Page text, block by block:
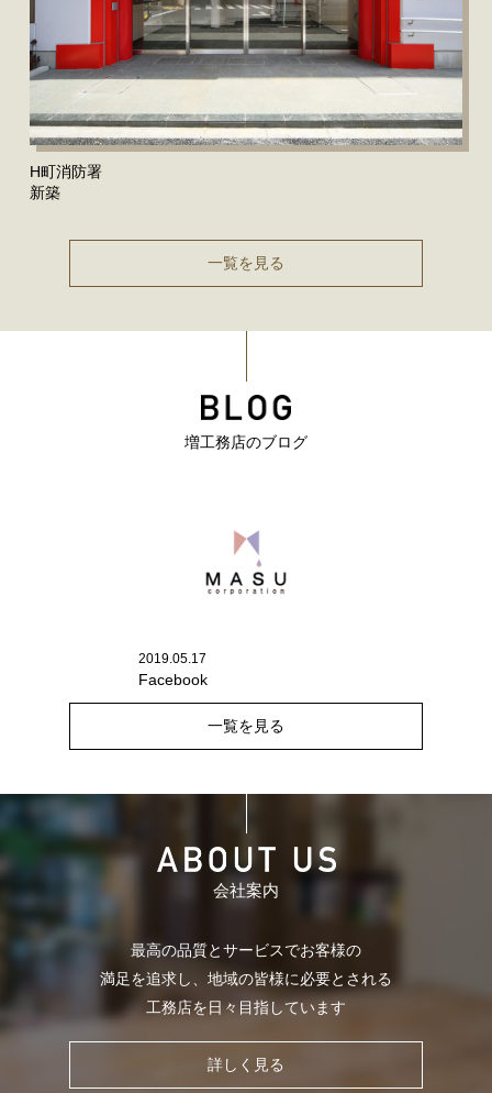
H町消防署
新築
一覧を見る
増工務店のブログ
2019.05.17
Facebook
一覧を見る
会社案内
最高の品質とサービスでお客様の
満足を追求し、 地域の皆様に必要とされる
工務店を日々目指しています
詳しく見る